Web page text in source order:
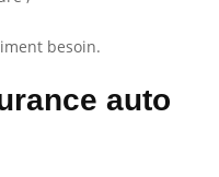
besoin.
auto